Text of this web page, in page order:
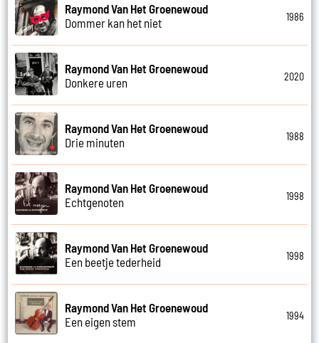
Raymond Van Het Groenewoud
Dommer kan het niet
1986
Raymond Van Het Groenewoud
Donkere uren
2020
Raymond Van Het Groenewoud
Drie minuten
1988
Raymond Van Het Groenewoud
Echtgenoten
1998
Raymond Van Het Groenewoud
Een beetje tederheid
1998
Raymond Van Het Groenewoud
Een eigen stem
1994